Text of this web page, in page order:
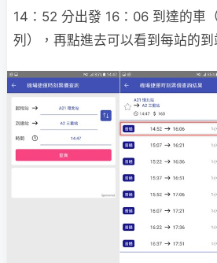
14：52 分出發 16：06 到達的車
列），再點進去可以看到每站的到